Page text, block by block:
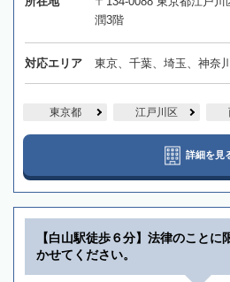
潤3階
対応エリア 東京、千葉、埼玉、神奈
東京都 江戸川区
詳細を見
【白山駅徒歩６分】法律のことに
かせてください。